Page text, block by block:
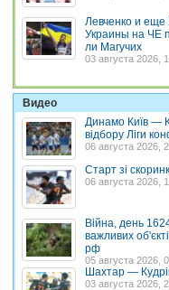
Левченко и еще
Украины на ЧЕ
ли Магучих
03 августа 2026,
Видео
Динамо Київ —
відбору Ліги
06 августа 2026,
Старт зі
06 августа 2026,
Війна, день
важливих
рф
05 августа 2026,
Шахтар —
03 августа 2026,